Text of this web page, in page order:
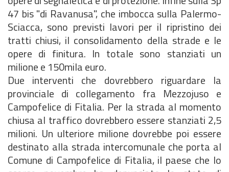
47 bis "di Ravanusa", che imbocca sulla Palermo-
Sciacca, sono previsti lavori per il ripristino dei
tratti chiusi, il consolidamento della strade e le
opere di finitura. In totale sono stanziati un
milione e 150mila euro.
Due interventi che dovrebbero riguardare la
provinciale di collegamento fra Mezzojuso e
Campofelice di Fitalia. Per la strada al momento
chiusa al traffico dovrebbero essere stanziati 2,5
milioni. Un ulteriore milione dovrebbe poi essere
destinato alla strada intercomunale che porta al
Comune di Campofelice di Fitalia, il paese che lo